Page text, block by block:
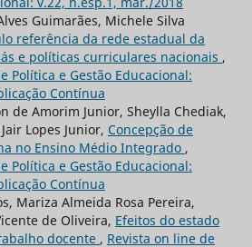
Guimarães, Michele Silva
referência da rede estadual da
e políticas curriculares nacionais ,
Política e Gestão Educacional:
Contínua
de Amorim Junior, Sheylla Chediak,
Lopes Junior, Concepção de
no Ensino Médio Integrado ,
Política e Gestão Educacional:
Contínua
Mariza Almeida Rosa Pereira,
de Oliveira, Efeitos do estado
docente , Revista on line de